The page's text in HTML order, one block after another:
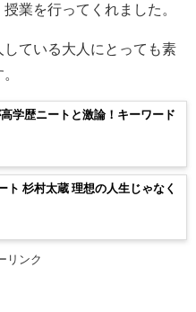
業を行ってくれました。
ている大人にとっても素
学歴ニートと激論！キーワード
ト 杉村太蔵 理想の人生じゃなく
リンク